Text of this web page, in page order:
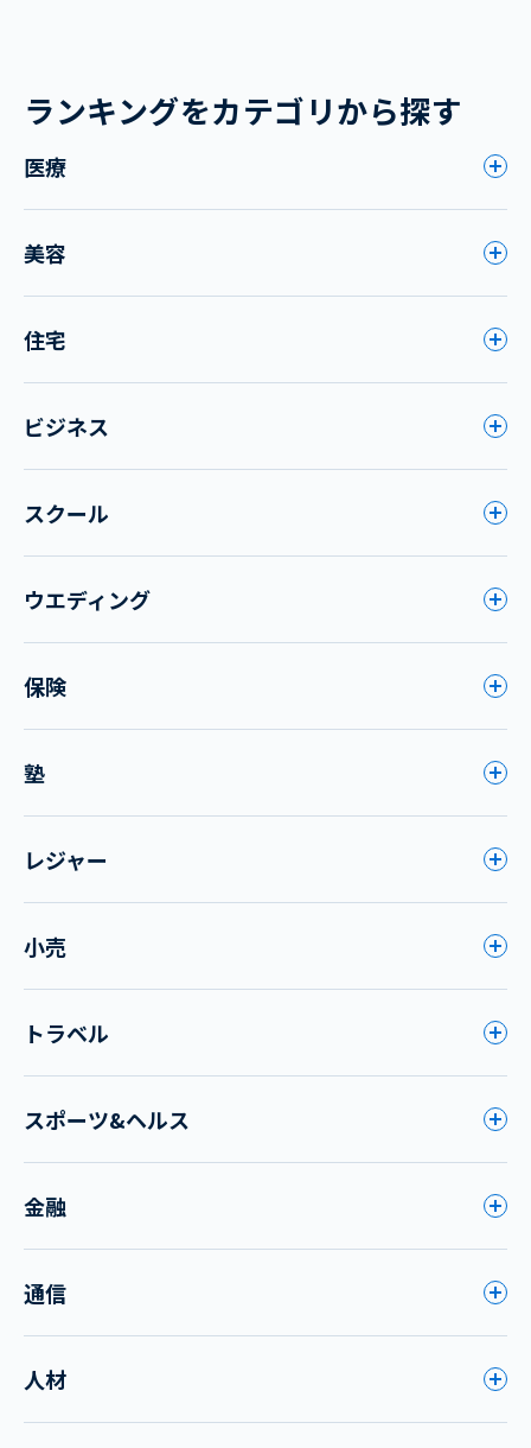
ランキングをカテゴリから探す
医療
美容
住宅
ビジネス
スクール
ウエディング
保険
塾
レジャー
小売
トラベル
スポーツ&ヘルス
金融
通信
人材